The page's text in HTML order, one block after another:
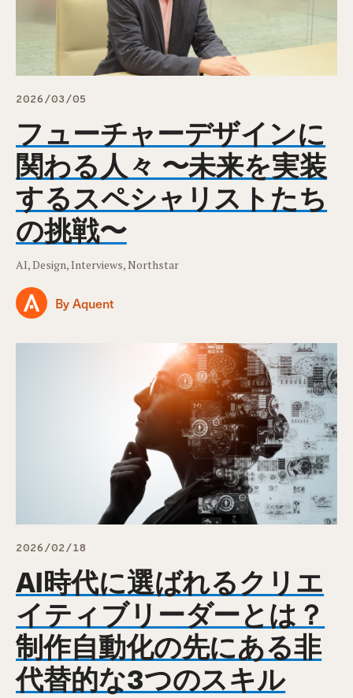
2026/03/05
フューチャーデザインに
関わる人々 〜未来を実装
するスペシャリストたち
の挑戦〜
AI, Design, Interviews, Northstar
By Aquent
2026/02/18
AI時代に選ばれるクリエ
イティブリーダーとは？
制作自動化の先にある非
代替的な3つのスキル